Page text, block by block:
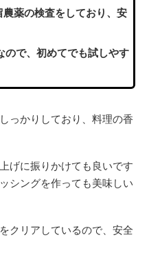
薬の検査をしており、安
ので、初めてでも試しやす
っかりしており、料理の香
げに振りかけても良いです
シングを作っても美味しい
クリアしているので、安全